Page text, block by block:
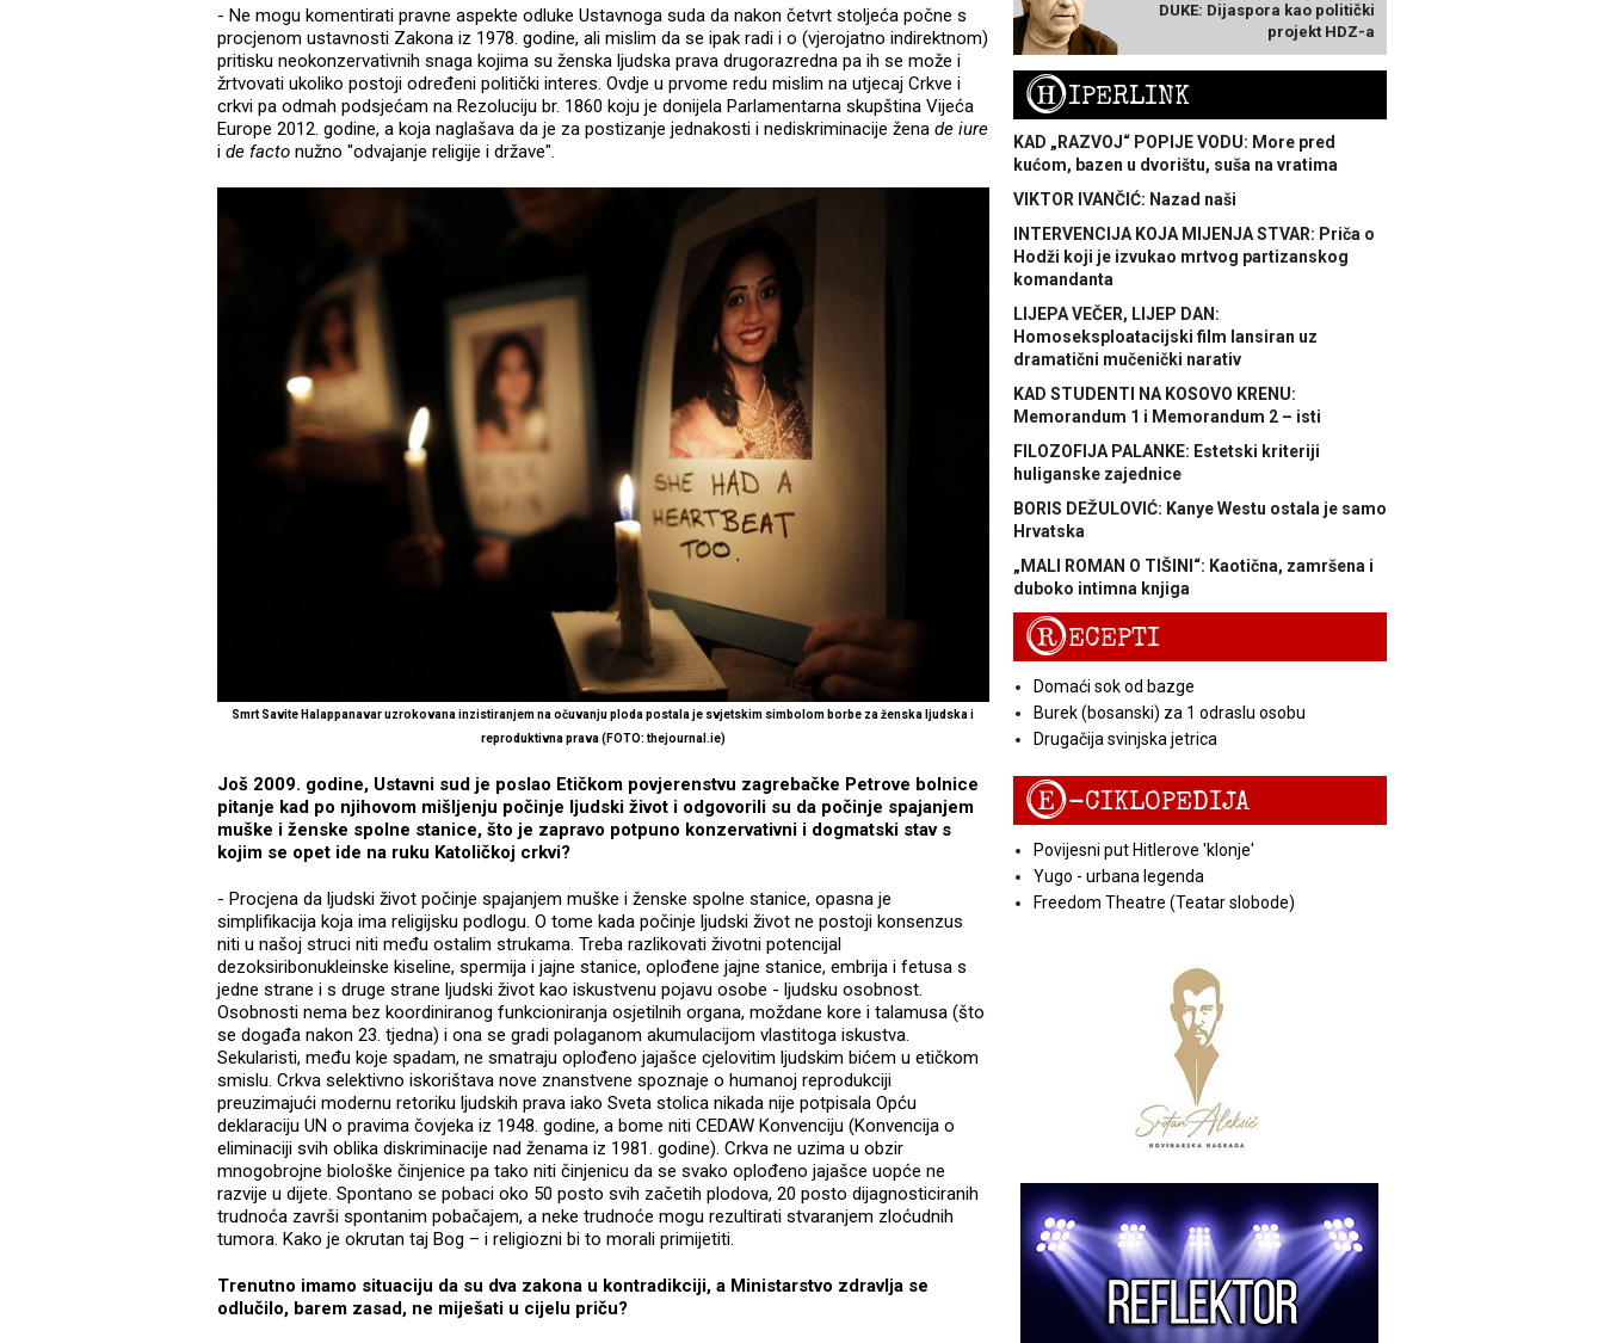
- Ne mogu komentirati pravne aspekte odluke Ustavnoga suda da nakon četvrt stoljeća počne s
procjenom ustavnosti Zakona iz 1978. godine, ali mislim da se ipak radi i o (vjerojatno indirektnom)
pritisku neokonzervativnih snaga kojima su ženska ljudska prava drugorazredna pa ih se može i
žrtvovati ukoliko postoji određeni politički interes. Ovdje u prvome redu mislim na utjecaj Crkve i
crkvi pa odmah podsjećam na Rezoluciju br. 1860 koju je donijela Parlamentarna skupština Vijeća
Europe 2012. godine, a koja naglašava da je za postizanje jednakosti i nediskriminacije žena de iure
i de facto nužno "odvajanje religije i države".
Smrt Savite Halappanavar uzrokovana inzistiranjem na očuvanju ploda postala je svjetskim simbolom borbe za ženska ljudska i
reproduktivna prava (FOTO: thejournal.ie)
Još 2009. godine, Ustavni sud je poslao Etičkom povjerenstvu zagrebačke Petrove bolnice
pitanje kad po njihovom mišljenju počinje ljudski život i odgovorili su da počinje spajanjem
muške i ženske spolne stanice, što je zapravo potpuno konzervativni i dogmatski stav s
kojim se opet ide na ruku Katoličkoj crkvi?
- Procjena da ljudski život počinje spajanjem muške i ženske spolne stanice, opasna je
simplifikacija koja ima religijsku podlogu. O tome kada počinje ljudski život ne postoji konsenzus
niti u našoj struci niti među ostalim strukama. Treba razlikovati životni potencijal
dezoksiribonukleinske kiseline, spermija i jajne stanice, oplođene jajne stanice, embrija i fetusa s
jedne strane i s druge strane ljudski život kao iskustvenu pojavu osobe - ljudsku osobnost.
Osobnosti nema bez koordiniranog funkcioniranja osjetilnih organa, moždane kore i talamusa (što
se događa nakon 23. tjedna) i ona se gradi polaganom akumulacijom vlastitoga iskustva.
Sekularisti, među koje spadam, ne smatraju oplođeno jajašce cjelovitim ljudskim bićem u etičkom
smislu. Crkva selektivno iskorištava nove znanstvene spoznaje o humanoj reprodukciji
preuzimajući modernu retoriku ljudskih prava iako Sveta stolica nikada nije potpisala Opću
deklaraciju UN o pravima čovjeka iz 1948. godine, a bome niti CEDAW Konvenciju (Konvencija o
eliminaciji svih oblika diskriminacije nad ženama iz 1981. godine). Crkva ne uzima u obzir
mnogobrojne biološke činjenice pa tako niti činjenicu da se svako oplođeno jajašce uopće ne
razvije u dijete. Spontano se pobaci oko 50 posto svih začetih plodova, 20 posto dijagnosticiranih
trudnoća završi spontanim pobačajem, a neke trudnoće mogu rezultirati stvaranjem zloćudnih
tumora. Kako je okrutan taj Bog – i religiozni bi to morali primijetiti.
Trenutno imamo situaciju da su dva zakona u kontradikciji, a Ministarstvo zdravlja se
odlučilo, barem zasad, ne miješati u cijelu priču?
DUKE: Dijaspora kao politički
projekt HDZ-a
HIPERLINK
KAD „RAZVOJ“ POPIJE VODU: More pred
kućom, bazen u dvorištu, suša na vratima
VIKTOR IVANČIĆ: Nazad naši
INTERVENCIJA KOJA MIJENJA STVAR: Priča o
Hodži koji je izvukao mrtvog partizanskog
komandanta
LIJEPA VEČER, LIJEP DAN:
Homoseksploatacijski film lansiran uz
dramatični mučenički narativ
KAD STUDENTI NA KOSOVO KRENU:
Memorandum 1 i Memorandum 2 – isti
FILOZOFIJA PALANKE: Estetski kriteriji
huliganske zajednice
BORIS DEŽULOVIĆ: Kanye Westu ostala je samo
Hrvatska
„MALI ROMAN O TIŠINI“: Kaotična, zamršena i
duboko intimna knjiga
RECEPTI
Domaći sok od bazge
Burek (bosanski) za 1 odraslu osobu
Drugačija svinjska jetrica
E-CIKLOPEDIJA
Povijesni put Hitlerove 'klonje'
Yugo - urbana legenda
Freedom Theatre (Teatar slobode)